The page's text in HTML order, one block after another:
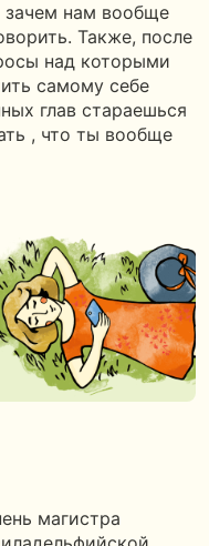
зачем нам вообще
Также, после
над которыми
самому себе
глав стараешься
, что ты вообще
магистра